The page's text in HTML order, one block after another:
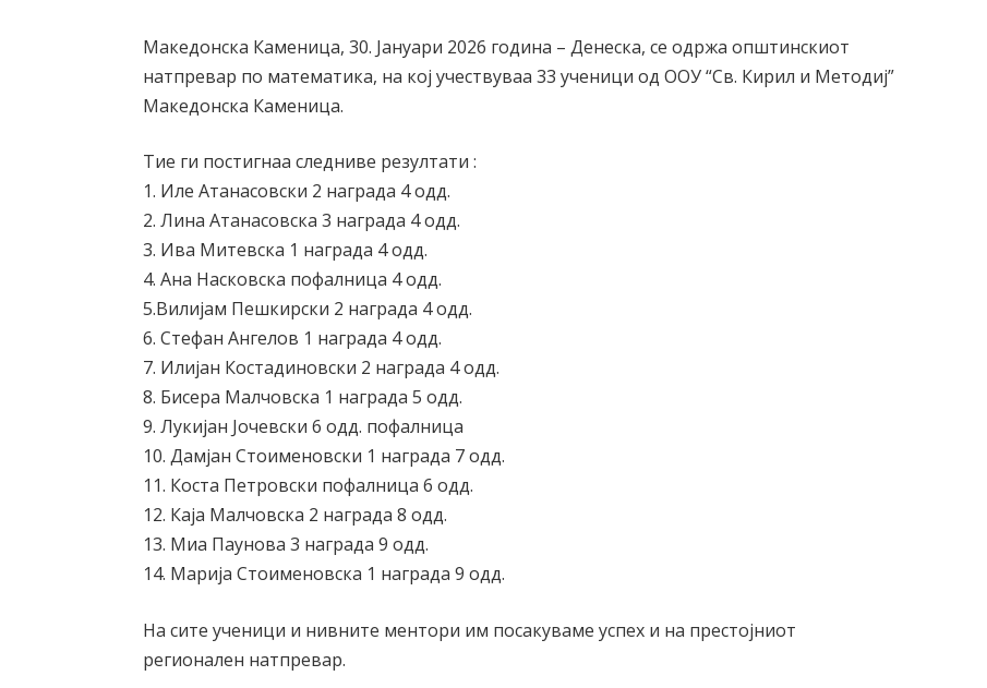
Македонска Каменица, 30. Јануари 2026 година – Денеска, се одржа општинскиот
натпревар по математика, на кој учествуваа 33 ученици од ООУ “Св. Кирил и Методиј”
Македонска Каменица.
Тие ги постигнаа следниве резултати :
1. Иле Атанасовски 2 награда 4 одд.
2. Лина Атанасовска 3 награда 4 одд.
3. Ива Митевска 1 награда 4 одд.
4. Ана Насковска пофалница 4 одд.
5.Вилијам Пешкирски 2 награда 4 одд.
6. Стефан Ангелов 1 награда 4 одд.
7. Илијан Костадиновски 2 награда 4 одд.
8. Бисера Малчовска 1 награда 5 одд.
9. Лукијан Јочевски 6 одд. пофалница
10. Дамјан Стоименовски 1 награда 7 одд.
11. Коста Петровски пофалница 6 одд.
12. Каја Малчовска 2 награда 8 одд.
13. Миа Паунова 3 награда 9 одд.
14. Марија Стоименовска 1 награда 9 одд.
На сите ученици и нивните ментори им посакуваме успех и на престојниот
регионален натпревар.